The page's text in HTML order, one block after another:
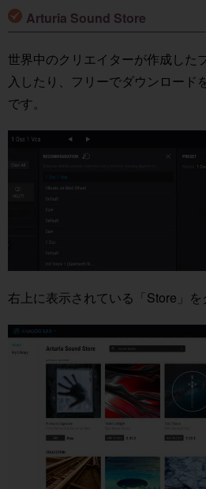
Arturia Sound Store
世界中のクリエイターが作成した
入したり、フリーでダウンロード
です。
右上に表示されている「Store」を